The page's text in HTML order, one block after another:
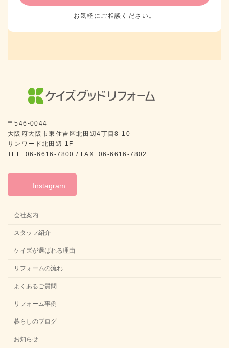
お気軽にご相談ください。
〒546-0044
大阪府大阪市東住吉区北田辺4丁目8-10
サンワード北田辺 1F
TEL: 06-6616-7800 / FAX: 06-6616-7802
Instagram
会社案内
スタッフ紹介
ケイズが選ばれる理由
リフォームの流れ
よくあるご質問
リフォーム事例
暮らしのブログ
お知らせ